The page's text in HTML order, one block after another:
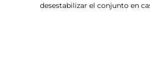
desestabilizar el conjunto en